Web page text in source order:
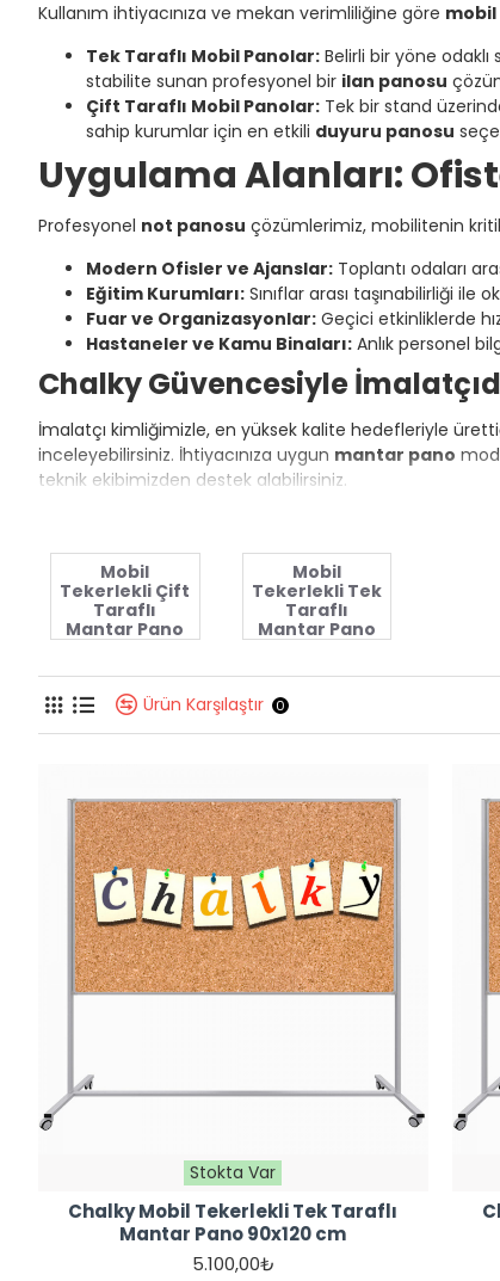
Kullanım ihtiyacınıza ve mekan verimliliğine göre
Tek Taraflı Mobil Panolar: Belirli bir yöne
stabilite sunan profesyonel bir ilan panosu
Çift Taraflı Mobil Panolar: Tek bir stand
sahip kurumlar için en etkili duyuru panosu
Uygulama Alanları:
Profesyonel not panosu çözümlerimiz, mobilitenin
Modern Ofisler ve Ajanslar: Toplantı odaları
Eğitim Kurumları: Sınıflar arası taşınabilirliği
Fuar ve Organizasyonlar: Geçici etkinliklerde
Hastaneler ve Kamu Binaları: Anlık personel
Chalky Güvencesiyle
İmalatçı kimliğimizle, en yüksek kalite hedefleriyle
inceleyebilirsiniz. İhtiyacınıza uygun mantar pano
teknik ekibimizden destek alabilirsiniz.
Mobil
Tekerlekli Çift
Taraflı
Mantar Pano
Mobil
Tekerlekli Tek
Taraflı
Mantar Pano
Ürün Karşılaştır 0
Stokta Var
Chalky Mobil Tekerlekli Tek Taraflı
Mantar Pano 90x120 cm
5.100,00₺